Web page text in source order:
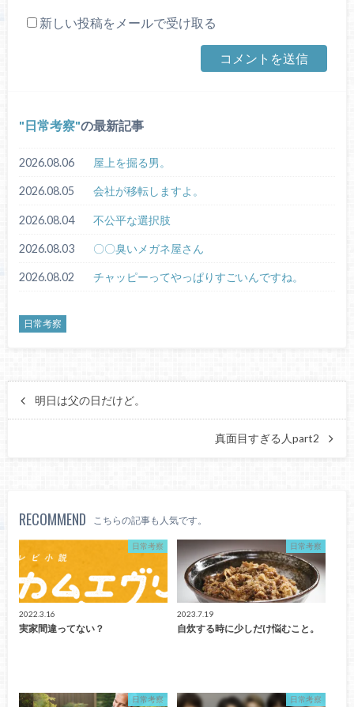
新しい投稿をメールで受け取る
日常考察 の最新記事
2026.08.06 屋上を掘る男。
2026.08.05 会社が移転しますよ。
2026.08.04 不公平な選択肢
2026.08.03 〇〇臭いメガネ屋さん
2026.08.02 チャッピーってやっぱりすごいんですね。
日常考察
明日は父の日だけど。
真面目すぎる人part2
RECOMMEND こちらの記事も人気です。
日常考察
2022.3.16
実家間違ってない？
日常考察
2023.7.19
自炊する時に少しだけ悩むこと。
日常考察 日常考察